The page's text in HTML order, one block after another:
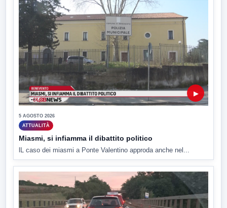
▶
5 AGOSTO 2026
ATTUALITÀ
Miasmi, si infiamma il dibattito politico
lL caso dei miasmi a Ponte Valentino approda anche nel...